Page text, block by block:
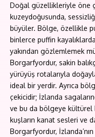
Doğal güzellikleriyle öne
kuzeydoğusunda,
büyüler. Bölge, özellikle
binlerce puffin
yakından gözlemlemek
Borgarfyordur, sakin
yürüyüş rotalarıyla
ideal bir yerdir. Ayrıca
çekicidir; İzlanda
ve bu da bölgeye kültürel
kuşların kanat sesleri ve
Borgarfyordur,